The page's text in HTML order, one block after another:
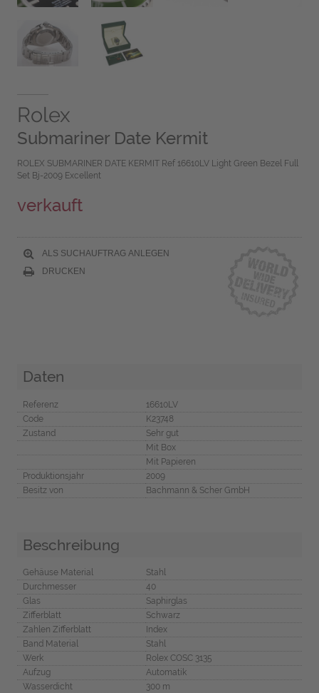
Rolex
Submariner Date Kermit
ROLEX SUBMARINER DATE KERMIT Ref 16610LV Light Green Bezel Full
Set Bj-2009 Excellent
verkauft
ALS SUCHAUFTRAG ANLEGEN
DRUCKEN
Daten
Referenz
16610LV
Code
K23748
Zustand
Sehr gut
Mit Box
Mit Papieren
Produktionsjahr
2009
Besitz von
Bachmann & Scher GmbH
Beschreibung
Gehäuse Material
Stahl
Durchmesser
40
Glas
Saphirglas
Zifferblatt
Schwarz
Zahlen Zifferblatt
Index
Band Material
Stahl
Werk
Rolex COSC 3135
Aufzug
Automatik
Wasserdicht
300 m